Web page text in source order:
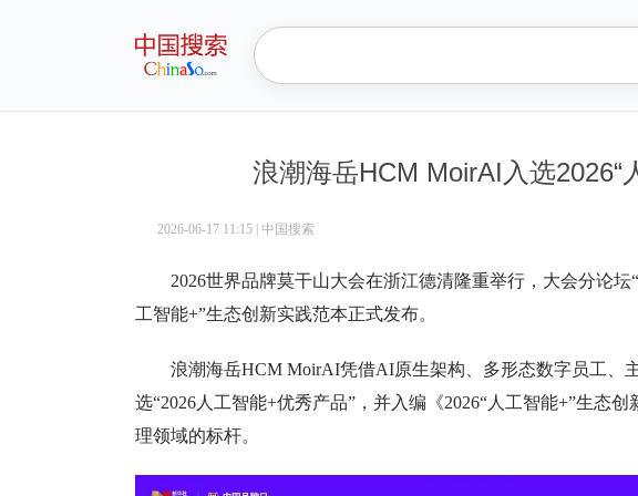
浪潮海岳HCM MoirAI入选2026“
2026-06-17 11:15 中国搜索
2026世界品牌莫干山大会在浙江德清隆重举行，大会分论坛
工智能+”生态创新实践范本正式发布。
浪潮海岳HCM MoirAI凭借AI原生架构、多形态数字员工、
选“2026人工智能+优秀产品”，并入编《2026“人工智能+”生态
理领域的标杆。